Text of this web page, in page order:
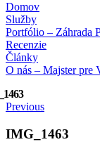
Domov
Služby
Portfólio – Záhrada
Recenzie
Články
O nás – Majster pre
Previous
IMG_1463